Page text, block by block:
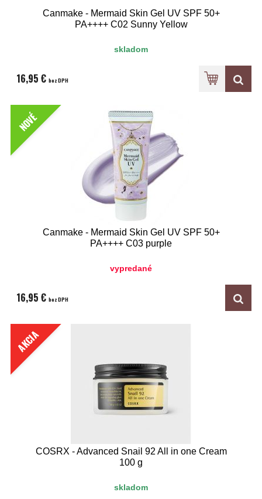
Canmake - Mermaid Skin Gel UV SPF 50+
PA++++ C02 Sunny Yellow
skladom
16,95 € bez DPH
NOVÉ
Canmake - Mermaid Skin Gel UV SPF 50+
PA++++ C03 purple
vypredané
16,95 € bez DPH
AKCIA
COSRX - Advanced Snail 92 All in one Cream
100 g
skladom